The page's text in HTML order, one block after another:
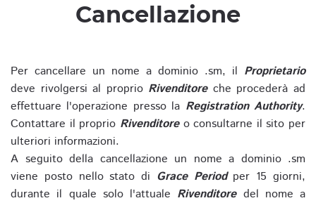
Cancellazione
Per cancellare un nome a dominio .sm, il Proprietario
deve rivolgersi al proprio Rivenditoreche procederà ad
effettuare l'operazione presso la Registration Authority.
Contattare il proprio Rivenditoreo consultarne il sito per
ulteriori informazioni.
A seguito della cancellazione un nome a dominio .sm
viene posto nello stato di Grace Periodper 15 giorni,
durante il quale solo l'attuale Rivenditoredel nome a